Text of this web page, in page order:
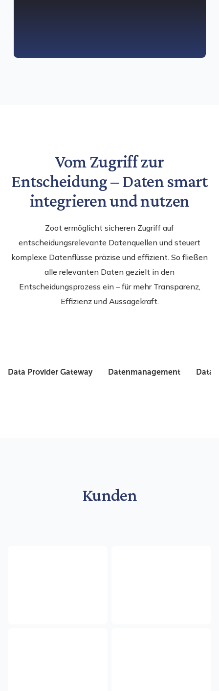
Vom Zugriff zur
Entscheidung – Daten smart
integrieren und nutzen
Zoot ermöglicht sicheren Zugriff auf
entscheidungsrelevante Datenquellen und steuert
komplexe Datenflüsse präzise und effizient. So fließen
alle relevanten Daten gezielt in den
Entscheidungsprozess ein – für mehr Transparenz,
Effizienz und Aussagekraft.
Data Provider Gateway Datenmanagement Data
Kunden